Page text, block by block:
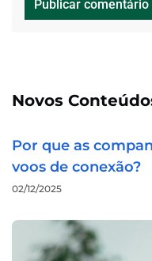
Novos
Por que as
voos de conexão?
02/12/2025